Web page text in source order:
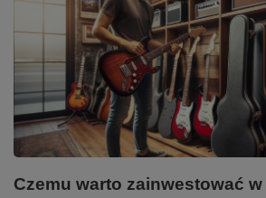
Czemu warto zainwestować